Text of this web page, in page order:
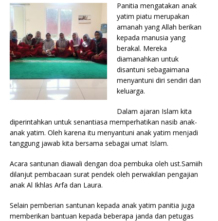
Panitia mengatakan anak
yatim piatu merupakan
amanah yang Allah berikan
kepada manusia yang
berakal. Mereka
diamanahkan untuk
disantuni sebagaimana
menyantuni diri sendiri dan
keluarga.
Dalam ajaran Islam kita
diperintahkan untuk senantiasa memperhatikan nasib anak-
anak yatim. Oleh karena itu menyantuni anak yatim menjadi
tanggung jawab kita bersama sebagai umat Islam.
Acara santunan diawali dengan doa pembuka oleh ust.Samiih
dilanjut pembacaan surat pendek oleh perwakilan pengajian
anak Al Ikhlas Arfa dan Laura.
Selain pemberian santunan kepada anak yatim panitia juga
memberikan bantuan kepada beberapa janda dan petugas